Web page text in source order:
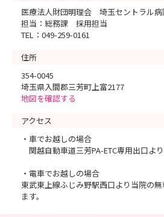
医療法人財団明理会 埼玉セントラル病
担当：総務課 採用担当
TEL：049-259-0161
住所
354-0045
埼玉県入間郡三芳町上富2177
地図を確認する
アクセス
・車でお越しの場合
関越自動車道三芳PA-ETC専用出口よ
・電車でお越しの場合
東武東上線ふじみ野駅西口より当院の
ます。